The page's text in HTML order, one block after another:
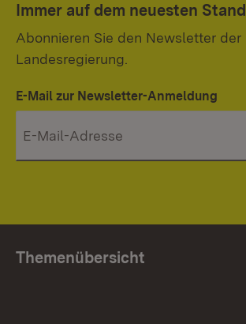
Immer auf dem neuesten Stand
Abonnieren Sie den Newsletter der
Landesregierung.
E-Mail zur Newsletter-Anmeldung
Themenübersicht